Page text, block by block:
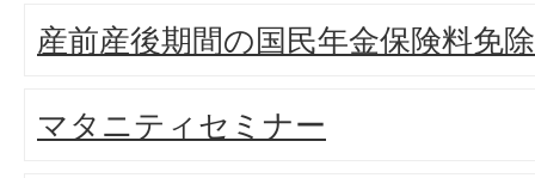
産前産後期間の国民年金保険料免除
マタニティセミナー